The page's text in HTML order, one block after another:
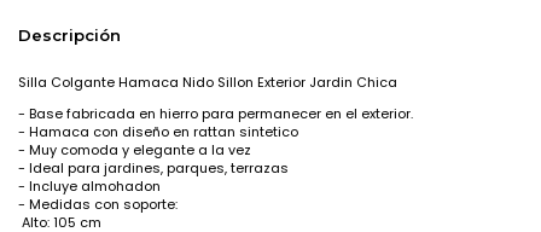
Descripción
Silla Colgante Hamaca Nido Sillon Exterior Jardin Chica
- Base fabricada en hierro para permanecer en el exterior.
- Hamaca con diseño en rattan sintetico
- Muy comoda y elegante a la vez
- Ideal para jardines, parques, terrazas
- Incluye almohadon
- Medidas con soporte:
Alto: 105 cm